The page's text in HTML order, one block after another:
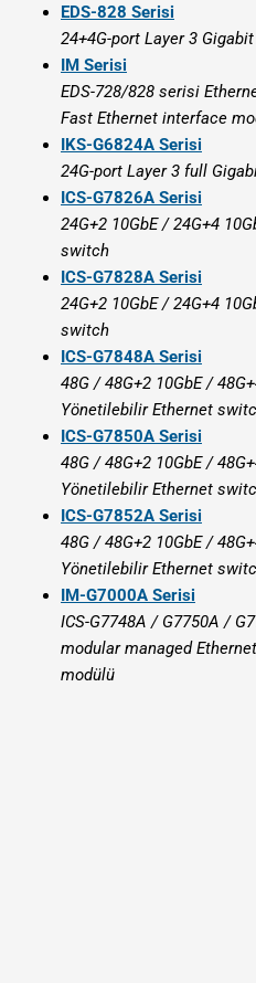
EDS-828 Serisi
24+4G-port Layer 3
IM Serisi
EDS-728/828 serisi
Fast Ethernet interface
IKS-G6824A Serisi
24G-port Layer 3 full
ICS-G7826A Serisi
24G+2 10GbE / 24G+4
switch
ICS-G7828A Serisi
24G+2 10GbE / 24G+4
switch
ICS-G7848A Serisi
48G / 48G+2 10GbE /
Yönetilebilir Ethernet
ICS-G7850A Serisi
48G / 48G+2 10GbE /
Yönetilebilir Ethernet
ICS-G7852A Serisi
48G / 48G+2 10GbE /
Yönetilebilir Ethernet
IM-G7000A Serisi
ICS-G7748A / G7750A /
modular managed
modülü